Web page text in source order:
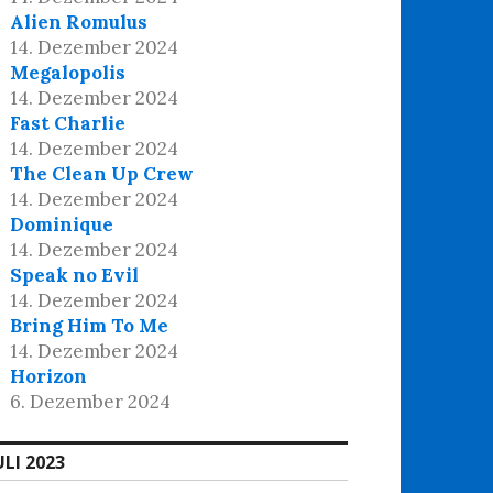
Alien Romulus
14. Dezember 2024
Megalopolis
14. Dezember 2024
Fast Charlie
14. Dezember 2024
The Clean Up Crew
14. Dezember 2024
Dominique
14. Dezember 2024
Speak no Evil
14. Dezember 2024
Bring Him To Me
14. Dezember 2024
Horizon
6. Dezember 2024
2023